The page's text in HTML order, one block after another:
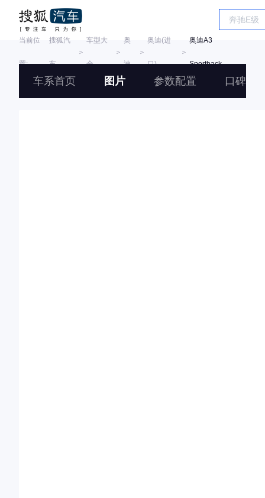
当前位
置:
搜狐汽
车
＞
车型大
全
＞
奥
迪
＞
奥迪(进
口)
＞
奥迪A3
Sportback
车系首页 图片 参数配置 口碑